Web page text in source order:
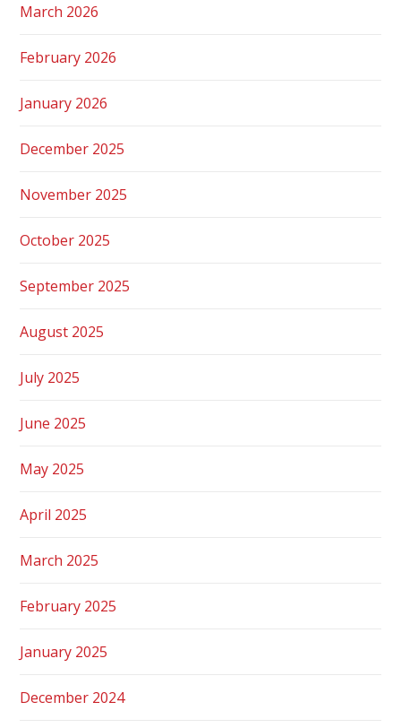
March 2026
February 2026
January 2026
December 2025
November 2025
October 2025
September 2025
August 2025
July 2025
June 2025
May 2025
April 2025
March 2025
February 2025
January 2025
December 2024